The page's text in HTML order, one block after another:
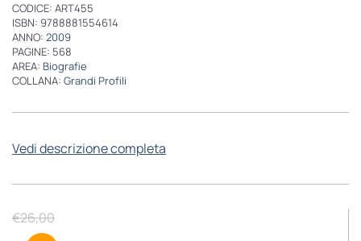
CODICE: ART455
ISBN: 9788881554614
ANNO: 2009
PAGINE: 568
AREA: Biografie
COLLANA: Grandi Profili
Vedi descrizione completa
€26,00